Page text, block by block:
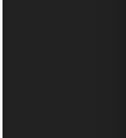
Sketchbook5,
Sketchbook5,